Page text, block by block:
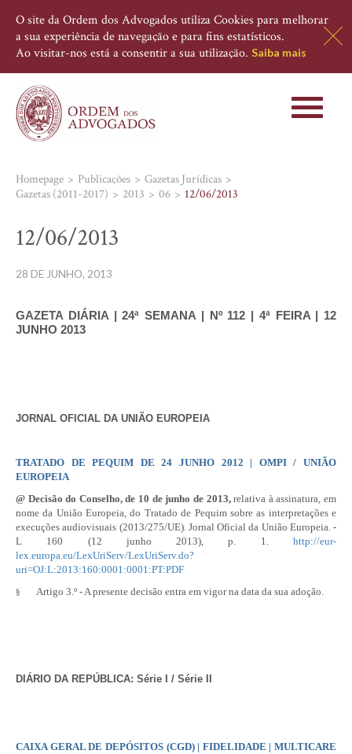
O site da Ordem dos Advogados utiliza Cookies para melhorar
a sua experiência de navegação e para fins estatísticos.
Ao visitar-nos está a consentir a sua utilização. Saiba mais
Toggle
Homepage Publicações
Gazetas Jurídicas
Gazetas (2011-2017)
2013 06 12/06/2013
12/06/2013
28 DE JUNHO, 2013
GAZETA DIÁRIA | 24ª SEMANA | Nº 112 | 4ª FEIRA | 12
JUNHO 2013
JORNAL OFICIAL DA UNIÃO EUROPEIA
TRATADO DE PEQUIM DE 24 JUNHO 2012 | OMPI / UNIÃO
EUROPEIA
@ Decisão do Conselho, de 10 de junho de 2013,relativa à assinatura, em
nome da União Europeia, do Tratado de Pequim sobre as interpretações e
execuções audiovisuais (2013/275/UE). Jornal Oficial da União Europeia. -
L 160 (12 junho 2013), p. 1.http://eur-
lex.europa.eu/LexUriServ/LexUriServ.do?
uri=OJ:L:2013:160:0001:0001:PT:PDF
§ Artigo 3.º - A presente decisão entra em vigor na data da sua adoção.
DIÁRIO DA REPÚBLICA: Série I / Série II
CAIXA GERAL DE DEPÓSITOS (CGD) | FIDELIDADE | MULTICARE